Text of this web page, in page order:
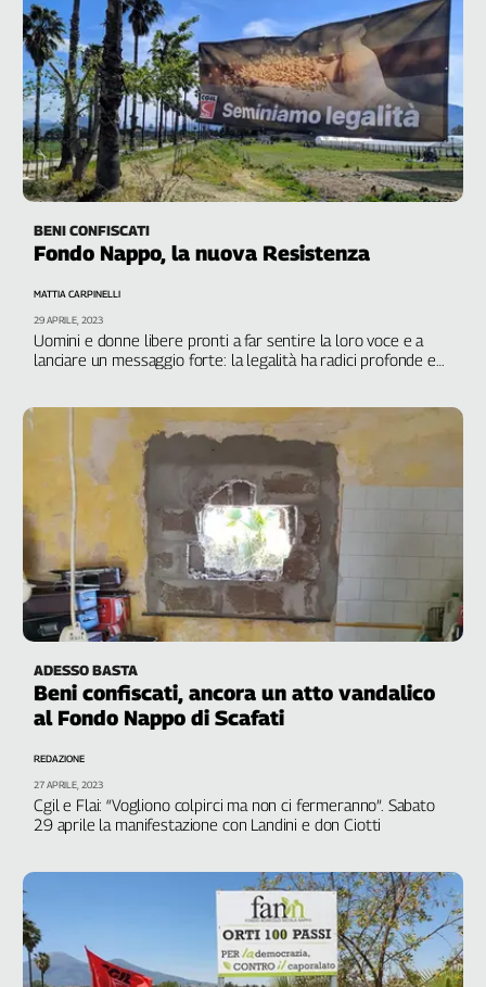
Liguria
Lombardia
Marche
Piemonte
Puglia
Sardegna
Sicilia
Toscana
Trentino
Umbria
Valle
Veneto
Storico
1955-
Cerca
Contatti
La
redazione
Newsletter
BENI CONFISCATI
Fondo Nappo, la nuova Resistenza
Uomini e donne libere pronti a far sentire la loro voce e a
lanciare un messaggio forte: la legalità ha radici profonde e
MATTIA CARPINELLI
29 APRILE, 2023
ADESSO BASTA
Beni confiscati, ancora un atto vandalico
al Fondo Nappo di Scafati
Cgil e Flai: “Vogliono colpirci ma non ci fermeranno”. Sabato
29 aprile la manifestazione con Landini e don Ciotti
REDAZIONE
27 APRILE, 2023